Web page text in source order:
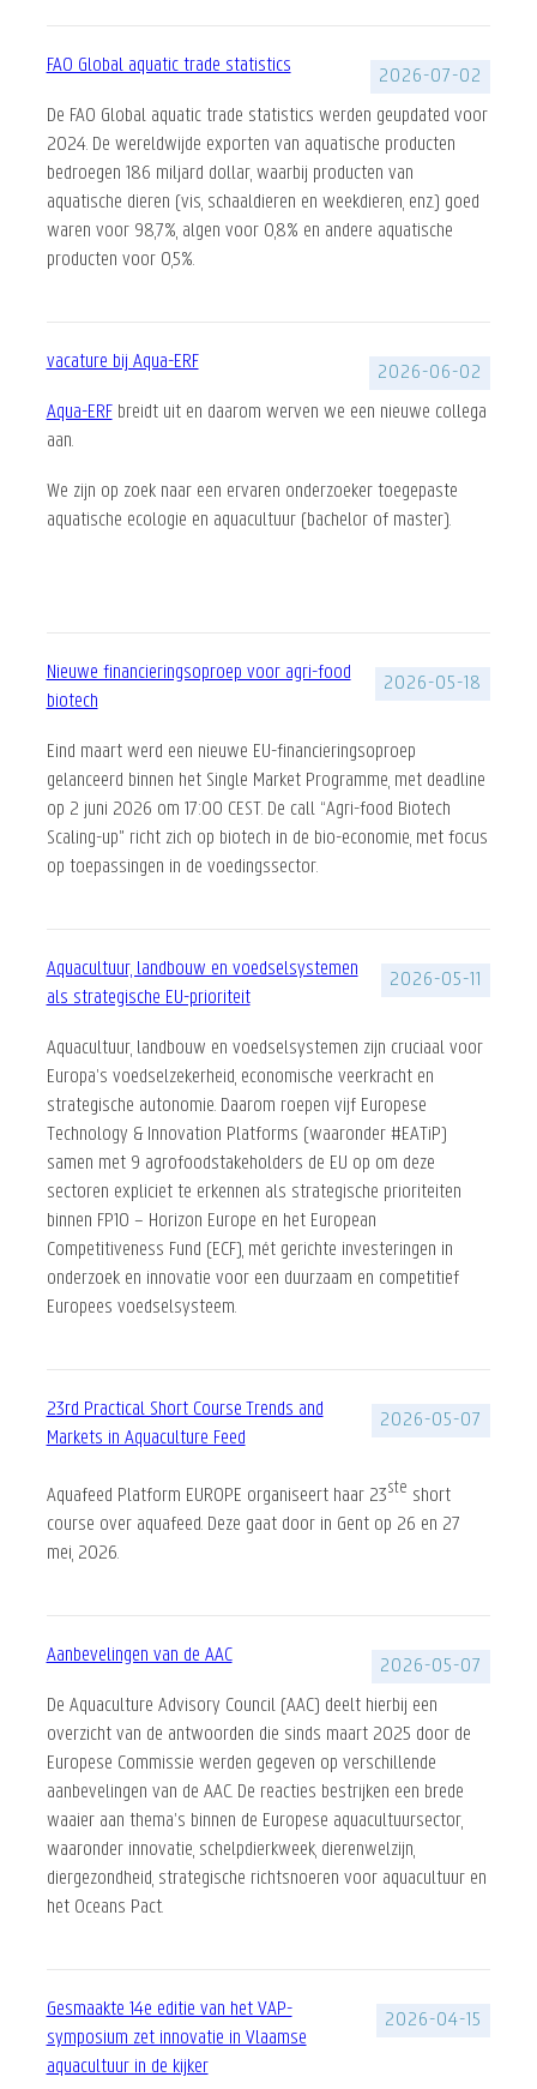
2026-07-02
FAO Global aquatic trade statistics
De FAO Global aquatic trade statistics werden geupdated voor
2024. De wereldwijde exporten van aquatische producten
bedroegen 186 miljard dollar, waarbij producten van
aquatische dieren (vis, schaaldieren en weekdieren, enz.) goed
waren voor 98,7%, algen voor 0,8% en andere aquatische
producten voor 0,5%.
2026-06-02
vacature bij Aqua-ERF
Aqua-ERFbreidt uit en daarom werven we een nieuwe collega
aan.
We zijn op zoek naar een ervaren onderzoeker toegepaste
aquatische ecologie en aquacultuur (bachelor of master).
2026-05-18
Nieuwe financieringsoproep voor agri-food
biotech
Eind maart werd een nieuwe EU-financieringsoproep
gelanceerd binnen het Single Market Programme, met deadline
op 2 juni 2026 om 17:00 CEST. De call “Agri-food Biotech
Scaling-up” richt zich op biotech in de bio-economie, met focus
op toepassingen in de voedingssector.
2026-05-11
Aquacultuur, landbouw en voedselsystemen
als strategische EU-prioriteit
Aquacultuur, landbouw en voedselsystemen zijn cruciaal voor
Europa’s voedselzekerheid, economische veerkracht en
strategische autonomie. Daarom roepen vijf Europese
Technology & Innovation Platforms (waaronder #EATiP)
samen met 9 agrofoodstakeholders de EU op om deze
sectoren expliciet te erkennen als strategische prioriteiten
binnen FP10 – Horizon Europe en het European
Competitiveness Fund (ECF), mét gerichte investeringen in
onderzoek en innovatie voor een duurzaam en competitief
Europees voedselsysteem.
2026-05-07
23rd Practical Short Course Trends and
Markets in Aquaculture Feed
Aquafeed Platform EUROPE organiseert haar 23ste short
course over aquafeed. Deze gaat door in Gent op 26 en 27
mei, 2026.
2026-05-07
Aanbevelingen van de AAC
De Aquaculture Advisory Council (AAC) deelt hierbij een
overzicht van de antwoorden die sinds maart 2025 door de
Europese Commissie werden gegeven op verschillende
aanbevelingen van de AAC. De reacties bestrijken een brede
waaier aan thema’s binnen de Europese aquacultuursector,
waaronder innovatie, schelpdierkweek, dierenwelzijn,
diergezondheid, strategische richtsnoeren voor aquacultuur en
het Oceans Pact.
2026-04-15
Gesmaakte 14e editie van het VAP-
symposium zet innovatie in Vlaamse
aquacultuur in de kijker